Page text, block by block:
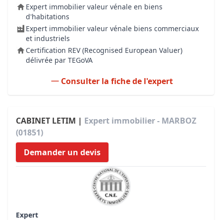
Expert immobilier valeur vénale en biens
d'habitations
Expert immobilier valeur vénale biens commerciaux
et industriels
Certification REV (Recognised European Valuer)
délivrée par TEGoVA
Consulter la fiche de l'expert
CABINET LETIM | Expert immobilier - MARBOZ
(01851)
Demander un devis
Expert